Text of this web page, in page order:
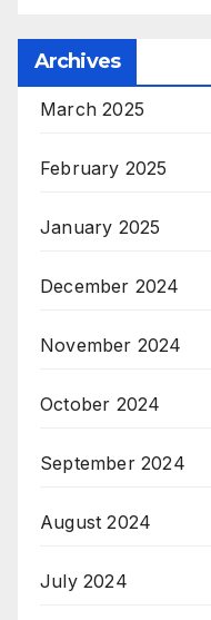
Archives
March 2025
February 2025
January 2025
December 2024
November 2024
October 2024
September 2024
August 2024
July 2024